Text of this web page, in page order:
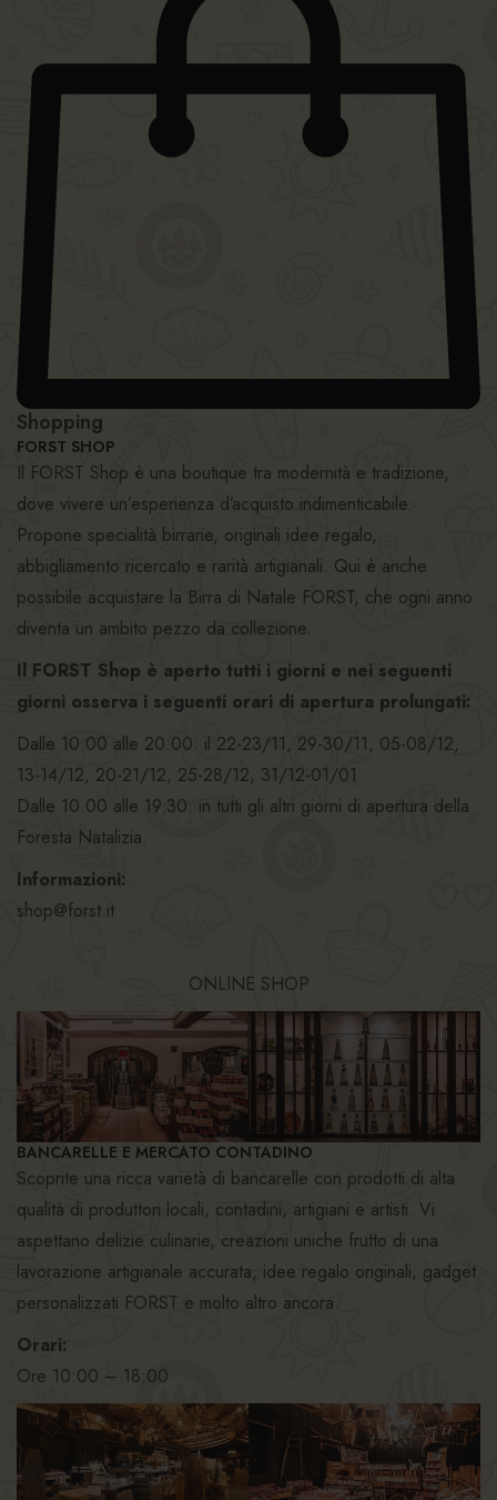
Shopping
FORST SHOP
Il FORST Shop è una boutique tra modernità e tradizione,
dove vivere un’esperienza d’acquisto indimenticabile.
Propone specialità birrarie, originali idee regalo,
abbigliamento ricercato e rarità artigianali. Qui è anche
possibile acquistare la Birra di Natale FORST, che ogni anno
diventa un ambito pezzo da collezione.
Il FORST Shop è aperto tutti i giorni e nei seguenti
giorni osserva i seguenti orari di apertura prolungati:
Dalle 10.00 alle 20.00: il 22-23/11, 29-30/11, 05-08/12,
13-14/12, 20-21/12, 25-28/12, 31/12-01/01
Dalle 10.00 alle 19.30: in tutti gli altri giorni di apertura della
Foresta Natalizia.
Informazioni:
shop@forst.it
ONLINE SHOP
BANCARELLE E MERCATO CONTADINO
Scoprite una ricca varietà di bancarelle con prodotti di alta
qualità di produttori locali, contadini, artigiani e artisti. Vi
aspettano delizie culinarie, creazioni uniche frutto di una
lavorazione artigianale accurata, idee regalo originali, gadget
personalizzati FORST e molto altro ancora.
Orari:
Ore 10:00 – 18:00